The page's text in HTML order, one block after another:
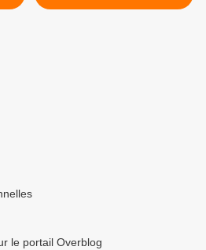
posthumaines : Quand
le portail Overblog